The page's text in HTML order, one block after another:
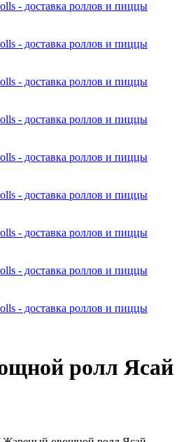
ролл Ясай